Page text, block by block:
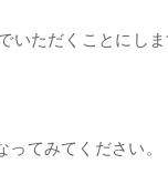
ただくことにしま
てみてください。